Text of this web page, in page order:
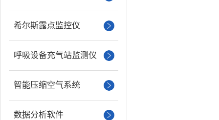
希尔斯露点监控仪
呼吸设备充气站监测仪
智能压缩空气系统
数据分析软件